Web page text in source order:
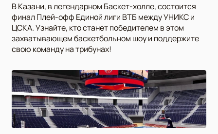
В Казани, в легендарном Баскет-холле, состоится
финал Плей-офф Единой лиги ВТБ между УНИКС и
ЦСКА. Узнайте, кто станет победителем в этом
захватывающем баскетбольном шоу и поддержите
свою команду на трибунах!